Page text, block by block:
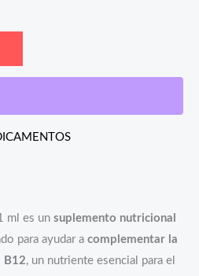
ml es un suplemento nutricional
para ayudar a complementar la
B12, un nutriente esencial para el